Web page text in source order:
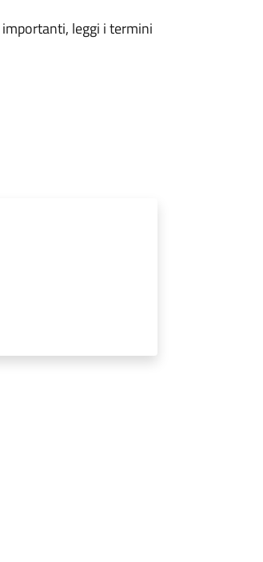
leggi i termini